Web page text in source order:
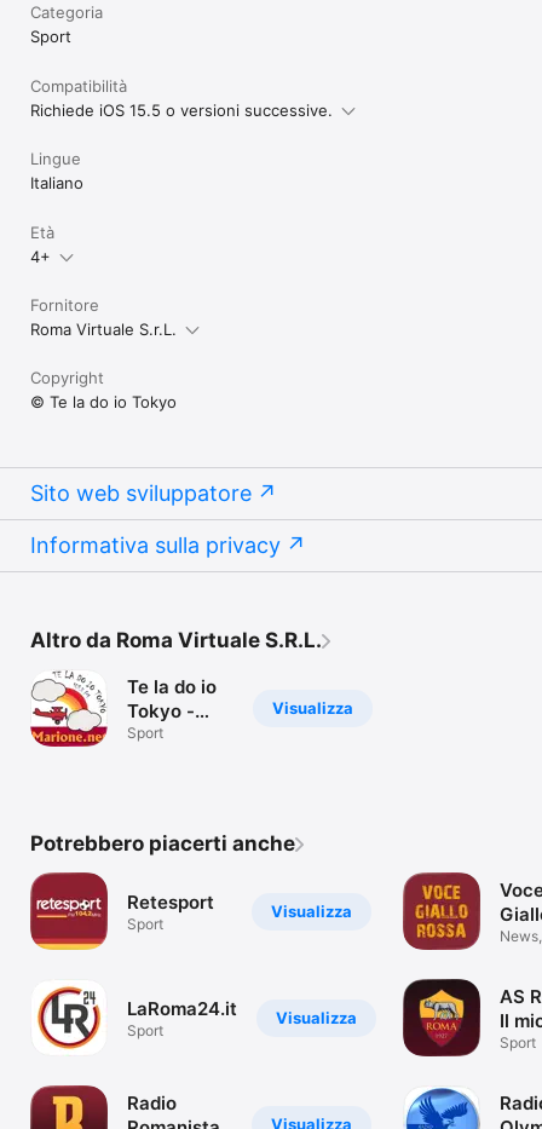
Categoria
Sport
Compatibilità
Richiede iOS 15.5 o versioni successive.
Lingue
Italiano
Età
4+
Fornitore
Roma Virtuale S.r.L.
Copyright
© Te la do io Tokyo
Sito web sviluppatore
Informativa sulla privacy
Altro da Roma Virtuale S.R.L.
Visualizza
Te la do io
Tokyo -
Marione.net
Sport
Potrebbero piacerti anche
Visualizza
Retesport
Sport
Visualizza
LaRoma24.it
Sport
Visualizza
Radio
AS
Il
Sport